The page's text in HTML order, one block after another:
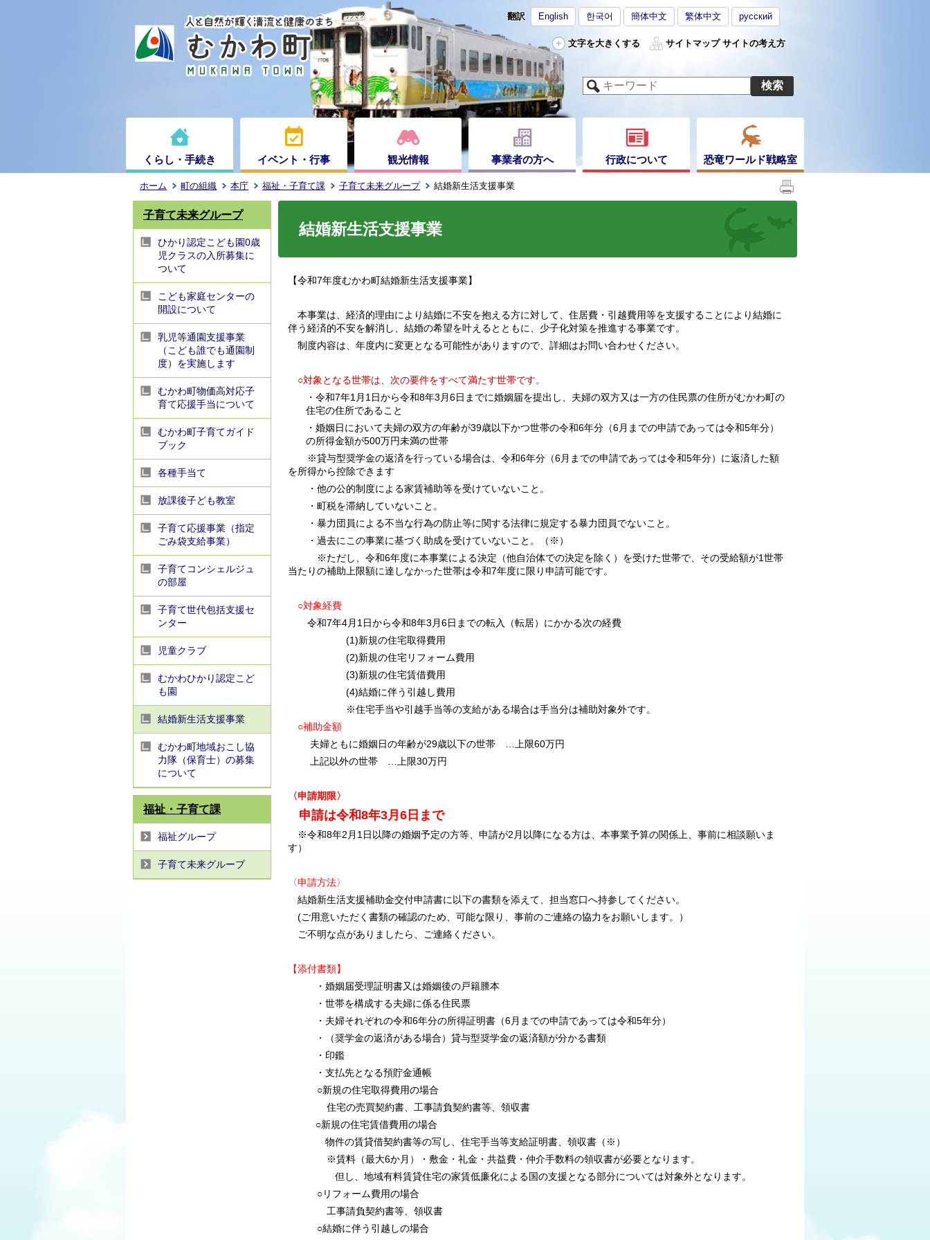
翻訳 English 한국어 簡体中文 繁体中文 русский
文字を大きくする サイトマップ サイトの考え方
くらし・手続き イベント・行事 観光情報 事業者の方へ 行政について 恐竜ワールド戦略室
ホーム 町の組織 本庁 福祉・子育て課 子育て未来グループ 結婚新生活支援事業
子育て未来グループ
ひかり認定こども園0歳
児クラスの入所募集に
ついて
こども家庭センターの
開設について
乳児等通園支援事業
（こども誰でも通園制
度）を実施します
むかわ町物価高対応子
育て応援手当について
むかわ町子育てガイド
ブック
各種手当て
放課後子ども教室
子育て応援事業（指定
ごみ袋支給事業）
子育てコンシェルジュ
の部屋
子育て世代包括支援セ
ンター
児童クラブ
むかわひかり認定こど
も園
結婚新生活支援事業
むかわ町地域おこし協
力隊（保育士）の募集
について
福祉・子育て課
福祉グループ
子育て未来グループ
結婚新生活支援事業
【令和7年度むかわ町結婚新生活支援事業】
本事業は、経済的理由により結婚に不安を抱える方に対して、住居費・引越費用等を支援することにより結婚に
伴う経済的不安を解消し、結婚の希望を叶えるとともに、少子化対策を推進する事業です。
制度内容は、年度内に変更となる可能性がありますので、詳細はお問い合わせください。
○対象となる世帯は、次の要件をすべて満たす世帯です。
・令和7年1月1日から令和8年3月6日までに婚姻届を提出し、夫婦の双方又は一方の住民票の住所がむかわ町の
住宅の住所であること
・婚姻日において夫婦の双方の年齢が39歳以下かつ世帯の令和6年分（6月までの申請であっては令和5年分）
の所得金額が500万円未満の世帯
※貸与型奨学金の返済を行っている場合は、令和6年分（6月までの申請であっては令和5年分）に返済した額
を所得から控除できます
・他の公的制度による家賃補助等を受けていないこと。
・町税を滞納していないこと。
・暴力団員による不当な行為の防止等に関する法律に規定する暴力団員でないこと。
・過去にこの事業に基づく助成を受けていないこと。（※）
※ただし、令和6年度に本事業による決定（他自治体での決定を除く）を受けた世帯で、 その受給額が1世帯
当たりの補助上限額に達しなかった世帯は令和7年度に限り申請可能です。
○対象経費
令和7年4月1日から令和8年3月6日までの転入（転居）にかかる次の経費
(1)新規の住宅取得費用
(2)新規の住宅リフォーム費用
(3)新規の住宅賃借費用
(4)結婚に伴う引越し費用
※住宅手当や引越手当等の支給がある場合は手当分は補助対象外です。
○補助金額
夫婦ともに婚姻日の年齢が29歳以下の世帯 …上限60万円
上記以外の世帯 …上限30万円
〈申請期限〉
申請は令和8年3月6日まで
※令和8年2月1日以降の婚姻予定の方等、申請が2月以降になる方は、本事業予算の関係上、事前に相談願いま
す）
〈申請方法〉
結婚新生活支援補助金交付申請書に以下の書類を添えて、担当窓口へ持参してください。
(ご用意いただく書類の確認のため、可能な限り、 事前のご連絡の協力をお願いします。）
ご不明な点がありましたら、ご連絡ください。
【添付書類】
・婚姻届受理証明書又は婚姻後の戸籍謄本
・世帯を構成する夫婦に係る住民票
・夫婦それぞれの令和6年分の所得証明書（6月までの申請であっては令和5年分）
・（奨学金の返済がある場合）貸与型奨学金の返済額が分かる書類
・印鑑
・支払先となる預貯金通帳
○新規の住宅取得費用の場合
住宅の売買契約書、工事請負契約書等、領収書
○新規の住宅賃借費用の場合
物件の賃貸借契約書等の写し、住宅手当等支給証明書、領収書（※）
※賃料（最大6か月）・敷金・礼金・共益費・仲介手数料の領収書が必要となります。
但し、地域有料賃貸住宅の家賃低廉化による国の支援となる部分については対象外となります。
○リフォーム費用の場合
工事請負契約書等、領収書
○結婚に伴う引越しの場合